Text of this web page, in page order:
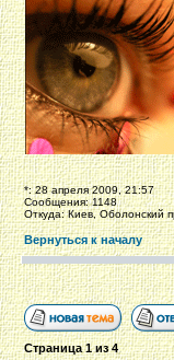
*: 28 апреля 2009, 21:57
Сообщения: 1148
Откуда: Киев, Оболонский
Вернуться к началу
Страница1из4